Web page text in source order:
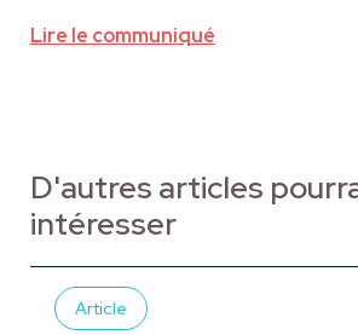
Lire le communiqué
D'autres articles
intéresser
Article